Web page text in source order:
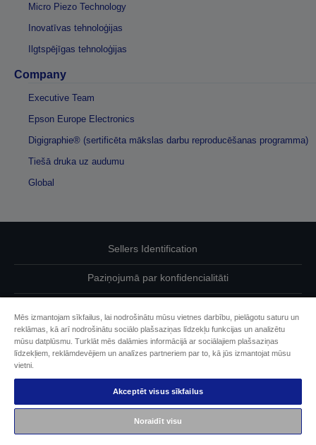
Micro Piezo Technology
Inovatīvas tehnoloģijas
Ilgtspējīgas tehnoloģijas
Company
Executive Team
Epson Europe Electronics
Digigraphie® (sertificēta mākslas darbu reproducēšanas programma)
Tiešā druka uz audumu
Global
Sellers Identification
Paziņojumā par konfidencialitāti
Sazinieties ar mums par saviem datiem
Epson apņemšanās pieejamības nodrošināšanā
Autortiesības (c) 2026 Seiko Epson
Mēs izmantojam sīkfailus, lai nodrošinātu mūsu vietnes darbību, pielāgotu saturu un
reklāmas, kā arī nodrošinātu sociālo plašsaziņas līdzekļu funkcijas un analizētu
mūsu datplūsmu. Turklāt mēs dalāmies informācijā ar sociālajiem plašsaziņas
līdzekļiem, reklāmdevējiem un analīzes partneriem par to, kā jūs izmantojat mūsu
vietni.
Akceptēt visus sīkfailus
Noraidīt visu